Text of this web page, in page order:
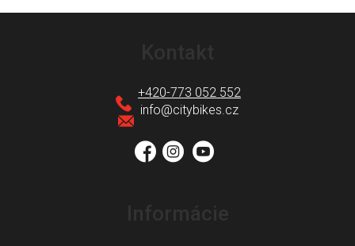
info@citybikes.cz
+420-773 052 552